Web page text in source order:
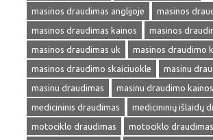
masinos draudimas anglijoje
masinos
masinos draudimas kainos
masinos
masinos draudimas uk
masinos draudimo
masinos draudimo skaiciuokle
masinu
masinu draudimas
masinu draudimo kainos
medicininis draudimas
medicininių išlaidų
motociklo draudimas
motociklo